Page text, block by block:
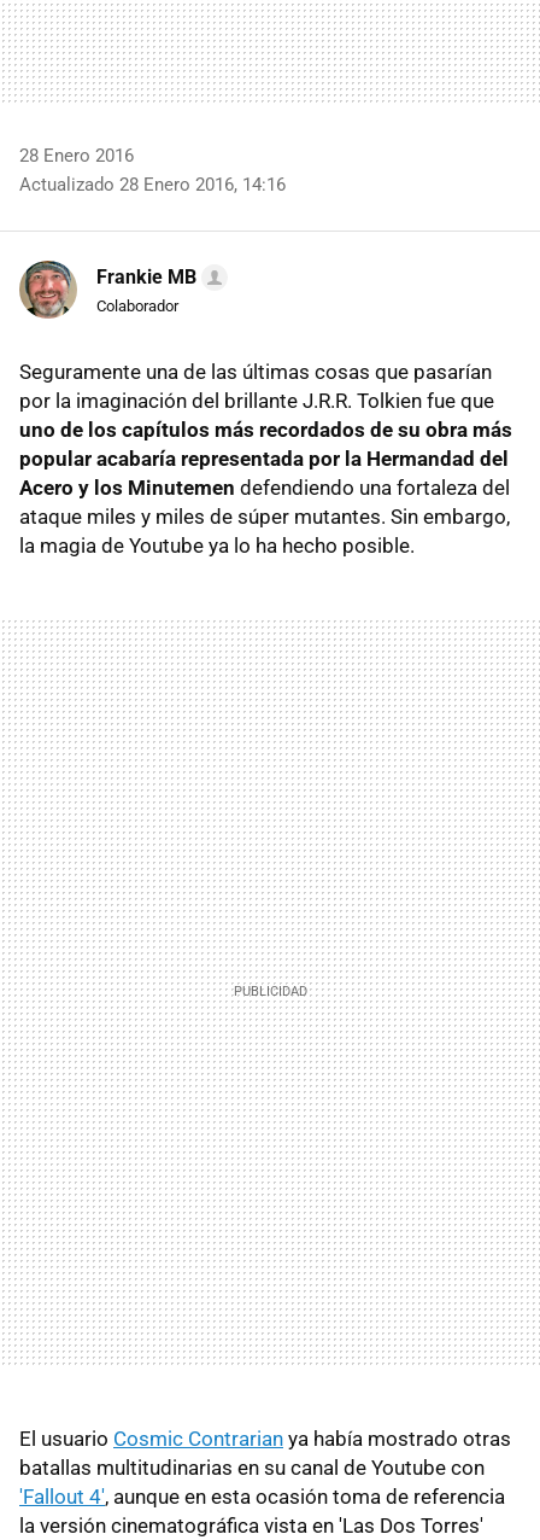
28 Enero 2016
Actualizado 28 Enero 2016, 14:16
Frankie MB
Colaborador
Seguramente una de las últimas cosas que pasarían
por la imaginación del brillante J.R.R. Tolkien fue que
uno de los capítulos más recordados de su obra más
popular acabaría representada por la Hermandad del
Acero y los Minutemen defendiendo una fortaleza del
ataque miles y miles de súper mutantes. Sin embargo,
la magia de Youtube ya lo ha hecho posible.
El usuario Cosmic Contrarian ya había mostrado otras
batallas multitudinarias en su canal de Youtube con
'Fallout 4', aunque en esta ocasión toma de referencia
la versión cinematográfica vista en 'Las Dos Torres'